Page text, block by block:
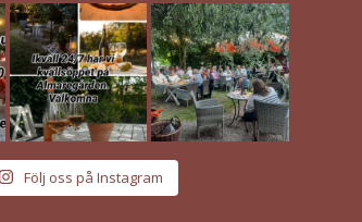
Följ oss på Instagram